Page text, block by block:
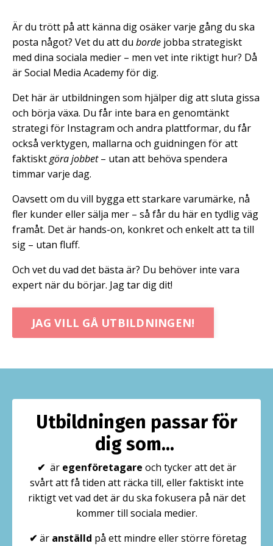
Är du trött på att känna dig osäker varje gång du ska
posta något? Vet du att du borde jobba strategiskt
med dina sociala medier – men vet inte riktigt hur? Då
är Social Media Academy för dig.
Det här är utbildningen som hjälper dig att sluta gissa
och börja växa. Du får inte bara en genomtänkt
strategi för Instagram och andra plattformar, du får
också verktygen, mallarna och guidningen för att
faktisktgöra jobbet– utan att behöva spendera
timmar varje dag.
Oavsett om du vill bygga ett starkare varumärke, nå
fler kunder eller sälja mer – så får du här en tydlig väg
framåt. Det är hands-on, konkret och enkelt att ta till
sig – utan fluff.
Och vet du vad det bästa är? Du behöver inte vara
expert när du börjar. Jag tar dig dit!
JAG VILL GÅ UTBILDNINGEN!
Utbildningen passar för
dig som...
✔ är egenföretagare och tycker att det är
svårt att få tiden att räcka till, eller faktiskt inte
riktigt vet vad det är du ska fokusera på när det
kommer till sociala medier.
✔ är anställd på ett mindre eller större företag